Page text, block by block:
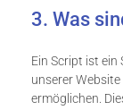
3. Was
Ein Script ist
unserer
ermöglichen.